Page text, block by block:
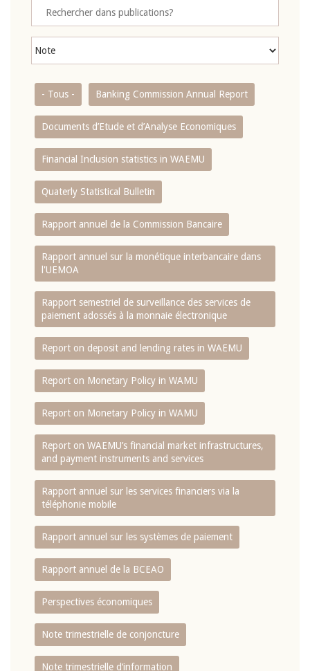
- Tous - Banking Commission Annual Report
Documents d’Etude et d’Analyse Economiques
Financial Inclusion statistics in WAEMU
Quaterly Statistical Bulletin
Rapport annuel de la Commission Bancaire
Rapport annuel sur la monétique interbancaire dans
l'UEMOA
Rapport semestriel de surveillance des services de
paiement adossés à la monnaie électronique
Report on deposit and lending rates in WAEMU
Report on Monetary Policy in WAMU
Report on Monetary Policy in WAMU
Report on WAEMU’s financial market infrastructures,
and payment instruments and services
Rapport annuel sur les services financiers via la
téléphonie mobile
Rapport annuel sur les systèmes de paiement
Rapport annuel de la BCEAO
Perspectives économiques
Note trimestrielle de conjoncture
Note trimestrielle d‘information